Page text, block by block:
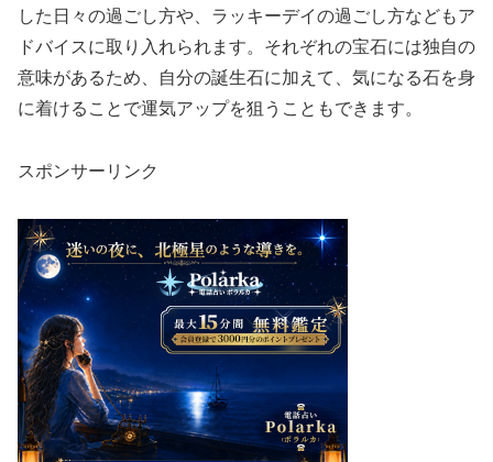
した日々の過ごし方や、ラッキーデイの過ごし方などもア
ドバイスに取り入れられます。それぞれの宝石には独自の
意味があるため、自分の誕生石に加えて、気になる石を身
に着けることで運気アップを狙うこともできます。
スポンサーリンク